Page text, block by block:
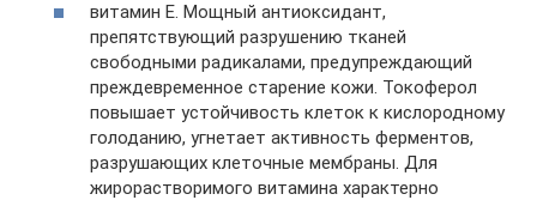
витамин E. Мощный антиоксидант,
препятствующий разрушению тканей
свободными радикалами, предупреждающий
преждевременное старение кожи. Токоферол
повышает устойчивость клеток к кислородному
голоданию, угнетает активность ферментов,
разрушающих клеточные мембраны. Для
жирорастворимого витамина характерно